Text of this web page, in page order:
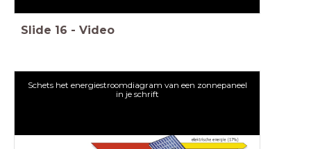
Slide 16 - Video
Schets het energiestroomdiagram van een zonnepaneel
in je schrift